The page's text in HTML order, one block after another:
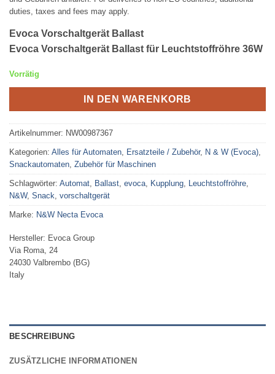
duties, taxes and fees may apply.
Evoca Vorschaltgerät Ballast
Evoca Vorschaltgerät Ballast für Leuchtstoffröhre 36W
Vorrätig
IN DEN WARENKORB
Artikelnummer: NW00987367
Kategorien: Alles für Automaten, Ersatzteile / Zubehör, N & W (Evoca),
Snackautomaten, Zubehör für Maschinen
Schlagwörter: Automat, Ballast, evoca, Kupplung, Leuchtstoffröhre,
N&W, Snack, vorschaltgerät
Marke: N&W Necta Evoca
Hersteller: Evoca Group
Via Roma, 24
24030 Valbrembo (BG)
Italy
BESCHREIBUNG
ZUSÄTZLICHE INFORMATIONEN